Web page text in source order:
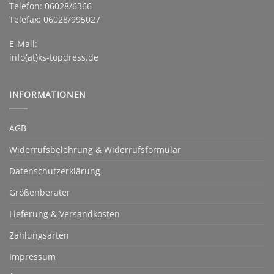
Telefon: 06028/6366
Telefax: 06028/995027
E-Mail:
info(at)ks-topdress.de
INFORMATIONEN
AGB
Widerrufsbelehrung & Widerrufsformular
Datenschutzerklärung
Größenberater
Lieferung & Versandkosten
Zahlungsarten
Impressum